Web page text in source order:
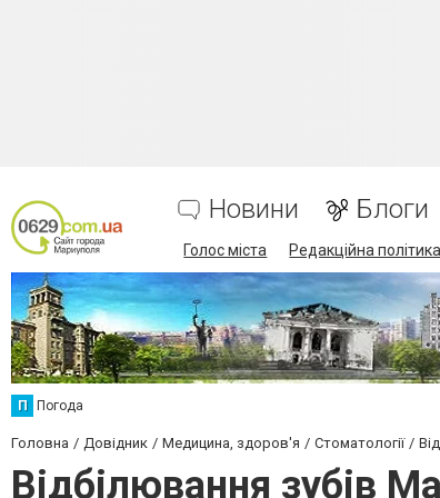
Новини Блоги
Голос міста Редакційна політика
П Погода
Головна Довідник Медицина, здоров'я Стоматології
Відбілювання зубів